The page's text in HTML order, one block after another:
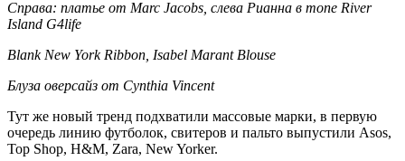
Справа: платье от Marc Jacobs, слева Рианна в топе River
Island G4life
Blank New York Ribbon, Isabel Marant Blouse
Блуза оверсайз от Cynthia Vincent
Тут же новый тренд подхватили массовые марки, в первую
очередь линию футболок, свитеров и пальто выпустили Asos,
Top Shop, H&M, Zara, New Yorker.